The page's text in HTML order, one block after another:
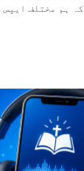
ہم مختلف ایپس